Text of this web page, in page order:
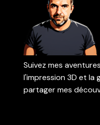
Suivez mes
l'impression 3D et la
partager mes